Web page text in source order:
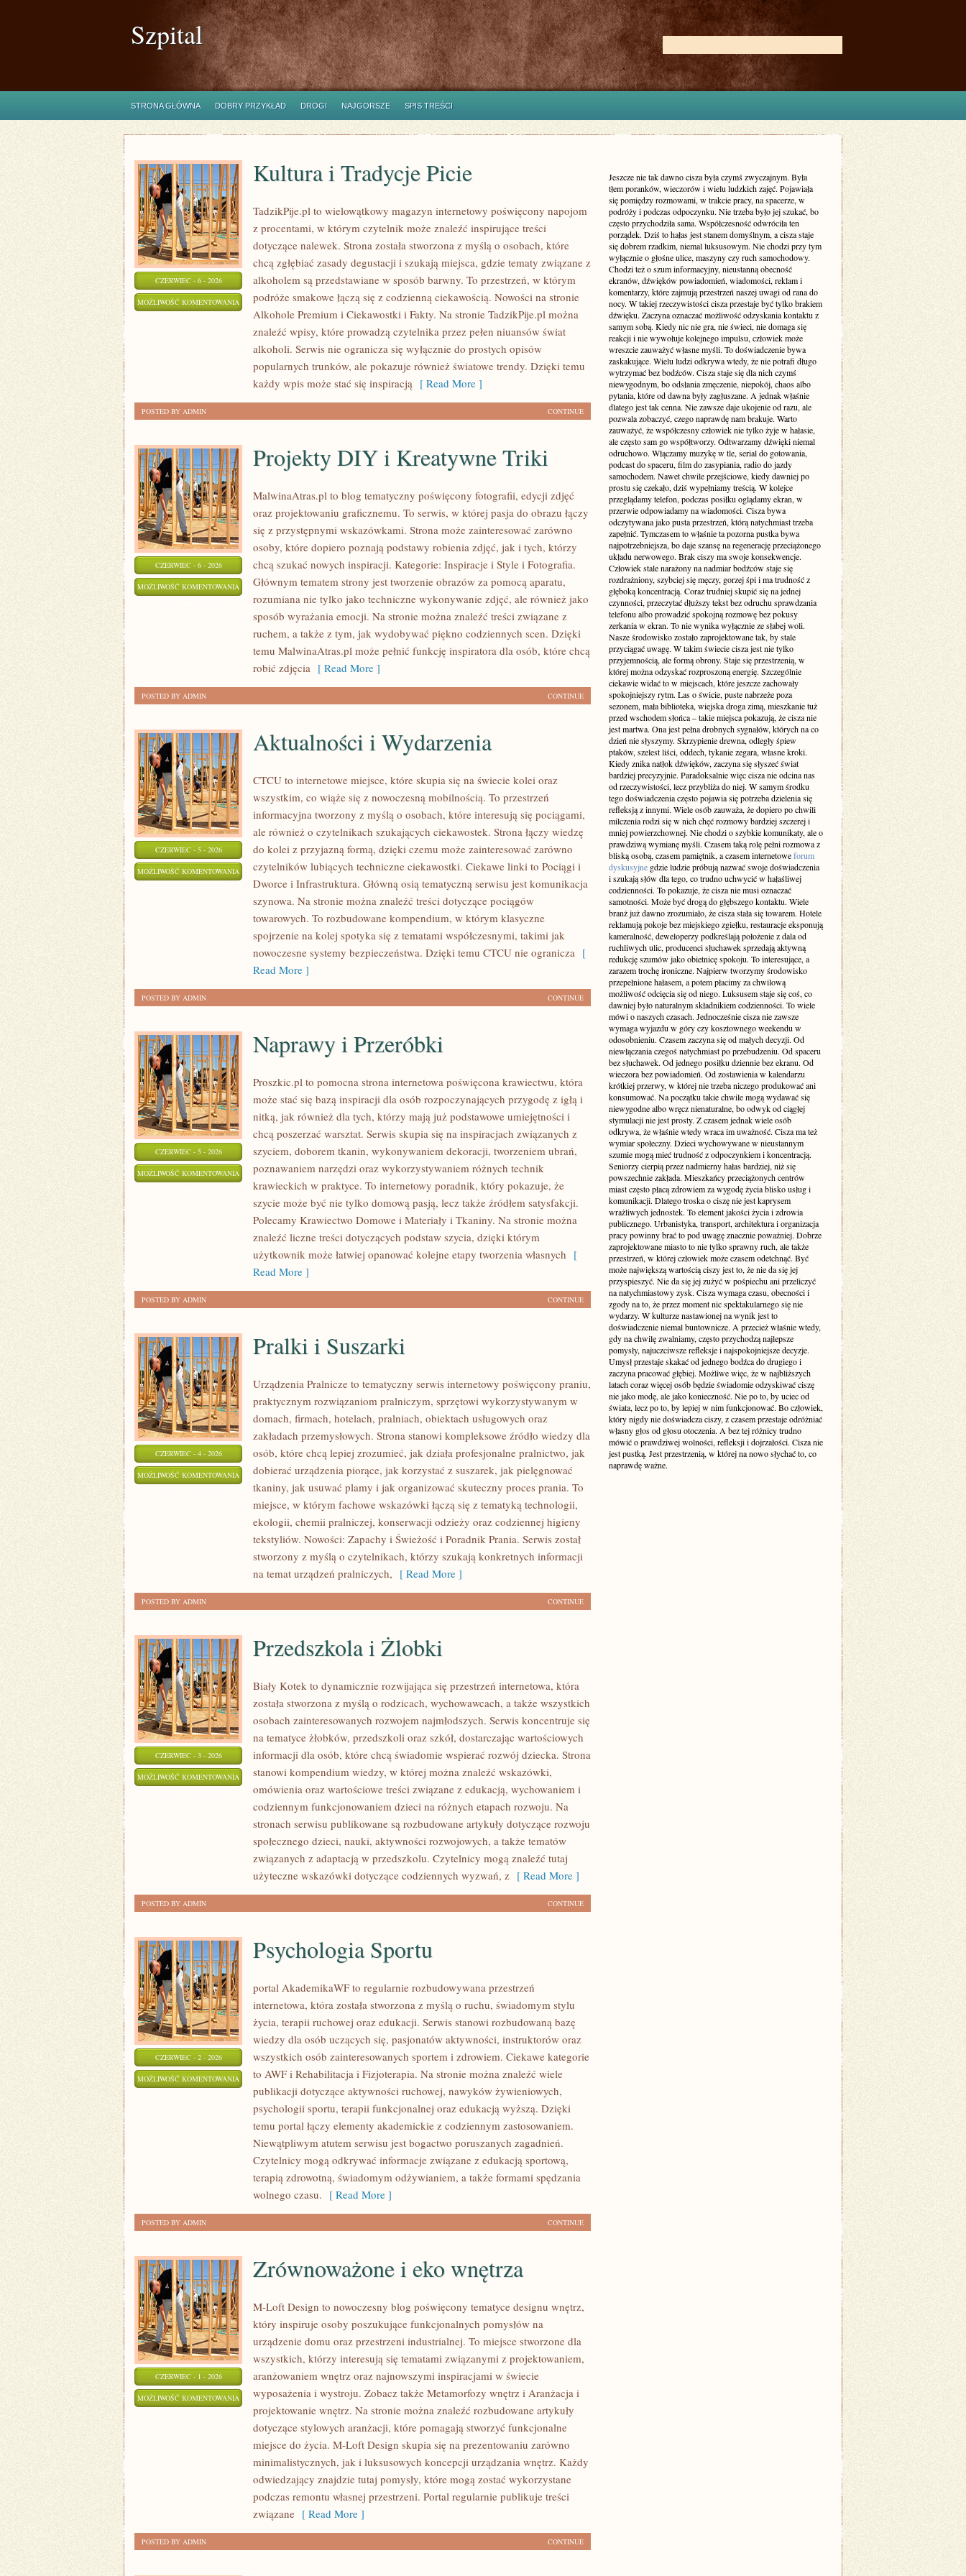
Szpital
STRONA GŁÓWNA DOBRY PRZYKŁAD DROGI NAJGORSZE SPIS TREŚCI
CZERWIEC - 6 - 2026
MOŻLIWOŚĆ KOMENTOWANIA KULTURA
TRADYCJE
PICIE
Kultura i Tradycje Picie
TadzikPije.pl to wielowątkowy magazyn internetowy poświęcony napojom
z procentami, w którym czytelnik może znaleźć inspirujące treści
dotyczące nalewek. Strona została stworzona z myślą o osobach, które
chcą zgłębiać zasady degustacji i szukają miejsca, gdzie tematy związane z
alkoholem są przedstawiane w sposób barwny. To przestrzeń, w którym
podróże smakowe łączą się z codzienną ciekawością. Nowości na stronie
Alkohole Premium i Ciekawostki i Fakty. Na stronie TadzikPije.pl można
znaleźć wpisy, które prowadzą czytelnika przez pełen niuansów świat
alkoholi. Serwis nie ogranicza się wyłącznie do prostych opisów
popularnych trunków, ale pokazuje również światowe trendy. Dzięki temu
każdy wpis może stać się inspiracją [ Read More ]
CONTINUE
POSTED BY ADMIN
CZERWIEC - 6 - 2026
MOŻLIWOŚĆ KOMENTOWANIA PROJEKTY
KREATYWNE
TRIKI
Projekty DIY i Kreatywne Triki
MalwinaAtras.pl to blog tematyczny poświęcony fotografii, edycji zdjęć
oraz projektowaniu graficznemu. To serwis, w której pasja do obrazu łączy
się z przystępnymi wskazówkami. Strona może zainteresować zarówno
osoby, które dopiero poznają podstawy robienia zdjęć, jak i tych, którzy
chcą szukać nowych inspiracji. Kategorie: Inspiracje i Style i Fotografia.
Głównym tematem strony jest tworzenie obrazów za pomocą aparatu,
rozumiana nie tylko jako techniczne wykonywanie zdjęć, ale również jako
sposób wyrażania emocji. Na stronie można znaleźć treści związane z
ruchem, a także z tym, jak wydobywać piękno codziennych scen. Dzięki
temu MalwinaAtras.pl może pełnić funkcję inspiratora dla osób, które chcą
robić zdjęcia [ Read More ]
CONTINUE
POSTED BY ADMIN
CZERWIEC - 5 - 2026
MOŻLIWOŚĆ KOMENTOWANIA AKTUALNOŚCI
WYDARZENIA
Aktualności i Wydarzenia
CTCU to internetowe miejsce, które skupia się na świecie kolei oraz
wszystkim, co wiąże się z nowoczesną mobilnością. To przestrzeń
informacyjna tworzony z myślą o osobach, które interesują się pociągami,
ale również o czytelnikach szukających ciekawostek. Strona łączy wiedzę
do kolei z przyjazną formą, dzięki czemu może zainteresować zarówno
czytelników lubiących techniczne ciekawostki. Ciekawe linki to Pociągi i
Dworce i Infrastruktura. Główną osią tematyczną serwisu jest komunikacja
szynowa. Na stronie można znaleźć treści dotyczące pociągów
towarowych. To rozbudowane kompendium, w którym klasyczne
spojrzenie na kolej spotyka się z tematami współczesnymi, takimi jak
nowoczesne systemy bezpieczeństwa. Dzięki temu CTCU nie ogranicza [
Read More ]
CONTINUE
POSTED BY ADMIN
CZERWIEC - 5 - 2026
MOŻLIWOŚĆ KOMENTOWANIA NAPRAWY
PRZERÓBKI
Naprawy i Przeróbki
Proszkic.pl to pomocna strona internetowa poświęcona krawiectwu, która
może stać się bazą inspiracji dla osób rozpoczynających przygodę z igłą i
nitką, jak również dla tych, którzy mają już podstawowe umiejętności i
chcą poszerzać warsztat. Serwis skupia się na inspiracjach związanych z
szyciem, doborem tkanin, wykonywaniem dekoracji, tworzeniem ubrań,
poznawaniem narzędzi oraz wykorzystywaniem różnych technik
krawieckich w praktyce. To internetowy poradnik, który pokazuje, że
szycie może być nie tylko domową pasją, lecz także źródłem satysfakcji.
Polecamy Krawiectwo Domowe i Materiały i Tkaniny. Na stronie można
znaleźć liczne treści dotyczących podstaw szycia, dzięki którym
użytkownik może łatwiej opanować kolejne etapy tworzenia własnych [
Read More ]
CONTINUE
POSTED BY ADMIN
CZERWIEC - 4 - 2026
MOŻLIWOŚĆ KOMENTOWANIA PRALKI
SUSZARKI
Pralki i Suszarki
Urządzenia Pralnicze to tematyczny serwis internetowy poświęcony praniu,
praktycznym rozwiązaniom pralniczym, sprzętowi wykorzystywanym w
domach, firmach, hotelach, pralniach, obiektach usługowych oraz
zakładach przemysłowych. Strona stanowi kompleksowe źródło wiedzy dla
osób, które chcą lepiej zrozumieć, jak działa profesjonalne pralnictwo, jak
dobierać urządzenia piorące, jak korzystać z suszarek, jak pielęgnować
tkaniny, jak usuwać plamy i jak organizować skuteczny proces prania. To
miejsce, w którym fachowe wskazówki łączą się z tematyką technologii,
ekologii, chemii pralniczej, konserwacji odzieży oraz codziennej higieny
tekstyliów. Nowości: Zapachy i Świeżość i Poradnik Prania. Serwis został
stworzony z myślą o czytelnikach, którzy szukają konkretnych informacji
na temat urządzeń pralniczych, [ Read More ]
CONTINUE
POSTED BY ADMIN
CZERWIEC - 3 - 2026
MOŻLIWOŚĆ KOMENTOWANIA PRZEDSZKOLA
ŻLOBKI
Przedszkola i Żlobki
Biały Kotek to dynamicznie rozwijająca się przestrzeń internetowa, która
została stworzona z myślą o rodzicach, wychowawcach, a także wszystkich
osobach zainteresowanych rozwojem najmłodszych. Serwis koncentruje się
na tematyce żłobków, przedszkoli oraz szkół, dostarczając wartościowych
informacji dla osób, które chcą świadomie wspierać rozwój dziecka. Strona
stanowi kompendium wiedzy, w której można znaleźć wskazówki,
omówienia oraz wartościowe treści związane z edukacją, wychowaniem i
codziennym funkcjonowaniem dzieci na różnych etapach rozwoju. Na
stronach serwisu publikowane są rozbudowane artykuły dotyczące rozwoju
społecznego dzieci, nauki, aktywności rozwojowych, a także tematów
związanych z adaptacją w przedszkolu. Czytelnicy mogą znaleźć tutaj
użyteczne wskazówki dotyczące codziennych wyzwań, z [ Read More ]
CONTINUE
POSTED BY ADMIN
CZERWIEC - 2 - 2026
MOŻLIWOŚĆ KOMENTOWANIA PSYCHOLOGIA
SPORTU
Psychologia Sportu
portal AkademikaWF to regularnie rozbudowywana przestrzeń
internetowa, która została stworzona z myślą o ruchu, świadomym stylu
życia, terapii ruchowej oraz edukacji. Serwis stanowi rozbudowaną bazę
wiedzy dla osób uczących się, pasjonatów aktywności, instruktorów oraz
wszystkich osób zainteresowanych sportem i zdrowiem. Ciekawe kategorie
to AWF i Rehabilitacja i Fizjoterapia. Na stronie można znaleźć wiele
publikacji dotyczące aktywności ruchowej, nawyków żywieniowych,
psychologii sportu, terapii funkcjonalnej oraz edukacją wyższą. Dzięki
temu portal łączy elementy akademickie z codziennym zastosowaniem.
Niewątpliwym atutem serwisu jest bogactwo poruszanych zagadnień.
Czytelnicy mogą odkrywać informacje związane z edukacją sportową,
terapią zdrowotną, świadomym odżywianiem, a także formami spędzania
wolnego czasu. [ Read More ]
CONTINUE
POSTED BY ADMIN
CZERWIEC - 1 - 2026
MOŻLIWOŚĆ KOMENTOWANIA ZRÓWNOWAŻONE
WNĘTRZA
Zrównoważone i eko wnętrza
M-Loft Design to nowoczesny blog poświęcony tematyce designu wnętrz,
który inspiruje osoby poszukujące funkcjonalnych pomysłów na
urządzenie domu oraz przestrzeni industrialnej. To miejsce stworzone dla
wszystkich, którzy interesują się tematami związanymi z projektowaniem,
aranżowaniem wnętrz oraz najnowszymi inspiracjami w świecie
wyposażenia i wystroju. Zobacz także Metamorfozy wnętrz i Aranżacja i
projektowanie wnętrz. Na stronie można znaleźć rozbudowane artykuły
dotyczące stylowych aranżacji, które pomagają stworzyć funkcjonalne
miejsce do życia. M-Loft Design skupia się na prezentowaniu zarówno
minimalistycznych, jak i luksusowych koncepcji urządzania wnętrz. Każdy
odwiedzający znajdzie tutaj pomysły, które mogą zostać wykorzystane
podczas remontu własnej przestrzeni. Portal regularnie publikuje treści
związane [ Read More ]
CONTINUE
POSTED BY ADMIN
Jeszcze nie tak dawno cisza była czymś zwyczajnym. Była
tłem poranków, wieczorów i wielu ludzkich zajęć. Pojawiała
się pomiędzy rozmowami, w trakcie pracy, na spacerze, w
podróży i podczas odpoczynku. Nie trzeba było jej szukać, bo
często przychodziła sama. Współczesność odwróciła ten
porządek. Dziś to hałas jest stanem domyślnym, a cisza staje
się dobrem rzadkim, niemal luksusowym. Nie chodzi przy tym
wyłącznie o głośne ulice, maszyny czy ruch samochodowy.
Chodzi też o szum informacyjny, nieustanną obecność
ekranów, dźwięków powiadomień, wiadomości, reklam i
komentarzy, które zajmują przestrzeń naszej uwagi od rana do
nocy. W takiej rzeczywistości cisza przestaje być tylko brakiem
dźwięku. Zaczyna oznaczać możliwość odzyskania kontaktu z
samym sobą. Kiedy nic nie gra, nie świeci, nie domaga się
reakcji i nie wywołuje kolejnego impulsu, człowiek może
wreszcie zauważyć własne myśli. To doświadczenie bywa
zaskakujące. Wielu ludzi odkrywa wtedy, że nie potrafi długo
wytrzymać bez bodźców. Cisza staje się dla nich czymś
niewygodnym, bo odsłania zmęczenie, niepokój, chaos albo
pytania, które od dawna były zagłuszane. A jednak właśnie
dlatego jest tak cenna. Nie zawsze daje ukojenie od razu, ale
pozwala zobaczyć, czego naprawdę nam brakuje. Warto
zauważyć, że współczesny człowiek nie tylko żyje w hałasie,
ale często sam go współtworzy. Odtwarzamy dźwięki niemal
odruchowo. Włączamy muzykę w tle, serial do gotowania,
podcast do spaceru, film do zasypiania, radio do jazdy
samochodem. Nawet chwile przejściowe, kiedy dawniej po
prostu się czekało, dziś wypełniamy treścią. W kolejce
przeglądamy telefon, podczas posiłku oglądamy ekran, w
przerwie odpowiadamy na wiadomości. Cisza bywa
odczytywana jako pusta przestrzeń, którą natychmiast trzeba
zapełnić. Tymczasem to właśnie ta pozorna pustka bywa
najpotrzebniejsza, bo daje szansę na regenerację przeciążonego
układu nerwowego. Brak ciszy ma swoje konsekwencje.
Człowiek stale narażony na nadmiar bodźców staje się
rozdrażniony, szybciej się męczy, gorzej śpi i ma trudność z
głęboką koncentracją. Coraz trudniej skupić się na jednej
czynności, przeczytać dłuższy tekst bez odruchu sprawdzania
telefonu albo prowadzić spokojną rozmowę bez pokusy
zerkania w ekran. To nie wynika wyłącznie ze słabej woli.
Nasze środowisko zostało zaprojektowane tak, by stale
przyciągać uwagę. W takim świecie cisza jest nie tylko
przyjemnością, ale formą obrony. Staje się przestrzenią, w
której można odzyskać rozproszoną energię. Szczególnie
ciekawie widać to w miejscach, które jeszcze zachowały
spokojniejszy rytm. Las o świcie, puste nabrzeże poza
sezonem, mała biblioteka, wiejska droga zimą, mieszkanie tuż
przed wschodem słońca – takie miejsca pokazują, że cisza nie
jest martwa. Ona jest pełna drobnych sygnałów, których na co
dzień nie słyszymy. Skrzypienie drewna, odległy śpiew
ptaków, szelest liści, oddech, tykanie zegara, własne kroki.
Kiedy znika natłok dźwięków, zaczyna się słyszeć świat
bardziej precyzyjnie. Paradoksalnie więc cisza nie odcina nas
od rzeczywistości, lecz przybliża do niej. W samym środku
tego doświadczenia często pojawia się potrzeba dzielenia się
refleksją z innymi. Wiele osób zauważa, że dopiero po chwili
milczenia rodzi się w nich chęć rozmowy bardziej szczerej i
mniej powierzchownej. Nie chodzi o szybkie komunikaty, ale o
prawdziwą wymianę myśli. Czasem taką rolę pełni rozmowa z
bliską osobą, czasem pamiętnik, a czasem internetoweforum
dyskusyjne gdzie ludzie próbują nazwać swoje doświadczenia
i szukają słów dla tego, co trudno uchwycić w hałaśliwej
codzienności. To pokazuje, że cisza nie musi oznaczać
samotności. Może być drogą do głębszego kontaktu. Wiele
branż już dawno zrozumiało, że cisza stała się towarem. Hotele
reklamują pokoje bez miejskiego zgiełku, restauracje eksponują
kameralność, deweloperzy podkreślają położenie z dala od
ruchliwych ulic, producenci słuchawek sprzedają aktywną
redukcję szumów jako obietnicę spokoju. To interesujące, a
zarazem trochę ironiczne. Najpierw tworzymy środowisko
przepełnione hałasem, a potem płacimy za chwilową
możliwość odcięcia się od niego. Luksusem staje się coś, co
dawniej było naturalnym składnikiem codzienności. To wiele
mówi o naszych czasach. Jednocześnie cisza nie zawsze
wymaga wyjazdu w góry czy kosztownego weekendu w
odosobnieniu. Czasem zaczyna się od małych decyzji. Od
niewłączania czegoś natychmiast po przebudzeniu. Od spaceru
bez słuchawek. Od jednego posiłku dziennie bez ekranu. Od
wieczora bez powiadomień. Od zostawienia w kalendarzu
krótkiej przerwy, w której nie trzeba niczego produkować ani
konsumować. Na początku takie chwile mogą wydawać się
niewygodne albo wręcz nienaturalne, bo odwyk od ciągłej
stymulacji nie jest prosty. Z czasem jednak wiele osób
odkrywa, że właśnie wtedy wraca im uważność. Cisza ma też
wymiar społeczny. Dzieci wychowywane w nieustannym
szumie mogą mieć trudność z odpoczynkiem i koncentracją.
Seniorzy cierpią przez nadmierny hałas bardziej, niż się
powszechnie zakłada. Mieszkańcy przeciążonych centrów
miast często płacą zdrowiem za wygodę życia blisko usług i
komunikacji. Dlatego troska o ciszę nie jest kaprysem
wrażliwych jednostek. To element jakości życia i zdrowia
publicznego. Urbanistyka, transport, architektura i organizacja
pracy powinny brać to pod uwagę znacznie poważniej. Dobrze
zaprojektowane miasto to nie tylko sprawny ruch, ale także
przestrzeń, w której człowiek może czasem odetchnąć. Być
może największą wartością ciszy jest to, że nie da się jej
przyspieszyć. Nie da się jej zużyć w pośpiechu ani przeliczyć
na natychmiastowy zysk. Cisza wymaga czasu, obecności i
zgody na to, że przez moment nic spektakularnego się nie
wydarzy. W kulturze nastawionej na wynik jest to
doświadczenie niemal buntownicze. A przecież właśnie wtedy,
gdy na chwilę zwalniamy, często przychodzą najlepsze
pomysły, najuczciwsze refleksje i najspokojniejsze decyzje.
Umysł przestaje skakać od jednego bodźca do drugiego i
zaczyna pracować głębiej. Możliwe więc, że w najbliższych
latach coraz więcej osób będzie świadomie odzyskiwać ciszę
nie jako modę, ale jako konieczność. Nie po to, by uciec od
świata, lecz po to, by lepiej w nim funkcjonować. Bo człowiek,
który nigdy nie doświadcza ciszy, z czasem przestaje odróżniać
własny głos od głosu otoczenia. A bez tej różnicy trudno
mówić o prawdziwej wolności, refleksji i dojrzałości. Cisza nie
jest pustką. Jest przestrzenią, w której na nowo słychać to, co
naprawdę ważne.